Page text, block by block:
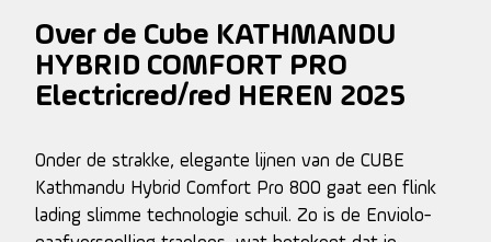
Over de Cube KATHMANDU
HYBRID COMFORT PRO
Electricred/red HEREN 2025
Onder de strakke, elegante lijnen van de CUBE
Kathmandu Hybrid Comfort Pro 800 gaat een flink
lading slimme technologie schuil. Zo is de Enviolo-